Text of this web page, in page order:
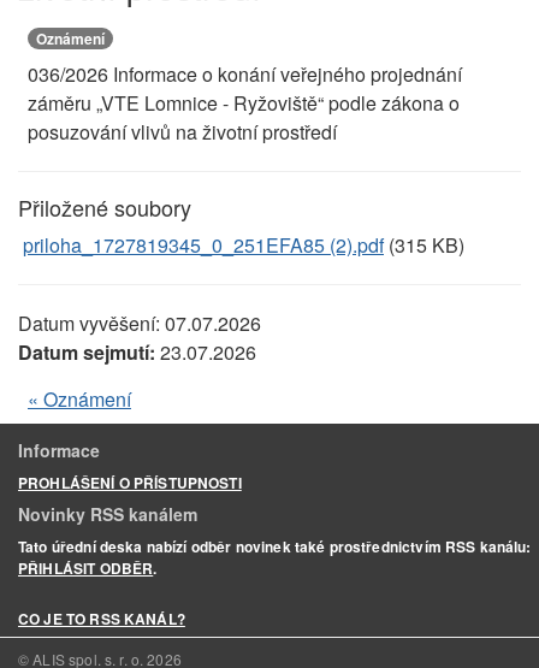
Oznámení
036/2026 Informace o konání veřejného projednání
záměru „VTE Lomnice - Ryžoviště“ podle zákona o
posuzování vlivů na životní prostředí
Přiložené soubory
priloha_1727819345_0_251EFA85 (2).pdf(315 KB)
Datum vyvěšení: 07.07.2026
Datum sejmutí: 23.07.2026
« Oznámení
Informace
PROHLÁŠENÍ O PŘÍSTUPNOSTI
Novinky RSS kanálem
Tato úřední deska nabízí odběr novinek také prostřednictvím RSS kanálu:
PŘIHLÁSIT ODBĚR.
CO JE TO RSS KANÁL?
© ALIS spol. s. r. o.2026